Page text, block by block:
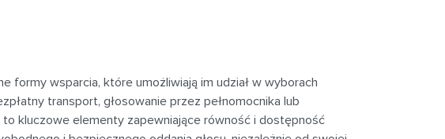
formy wsparcia, które umożliwiają im udział w wyborach
transport, głosowanie przez pełnomocnika lub
kluczowe elementy zapewniające równość i dostępność